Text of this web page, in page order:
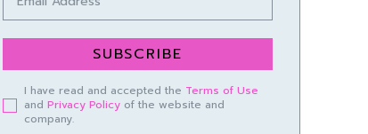
SUBSCRIBE
I have read and accepted the Terms of Use
and Privacy Policyof the website and
company.